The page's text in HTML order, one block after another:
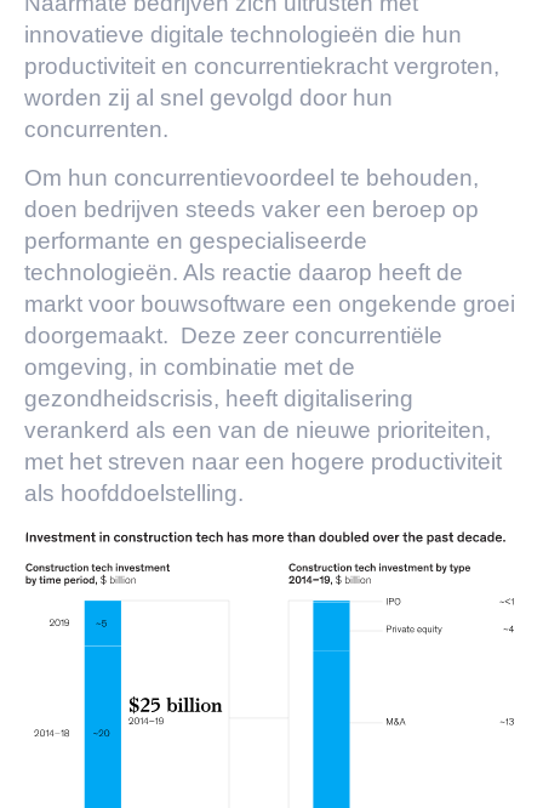
innovatieve digitale technologieën die hun
productiviteit en concurrentiekracht vergroten,
worden zij al snel gevolgd door hun
concurrenten.
Om hun concurrentievoordeel te behouden,
doen bedrijven steeds vaker een beroep op
performante en gespecialiseerde
technologieën. Als reactie daarop heeft de
markt voor bouwsoftware een ongekende groei
doorgemaakt. Deze zeer concurrentiële
omgeving, in combinatie met de
gezondheidscrisis, heeft digitalisering
verankerd als een van de nieuwe prioriteiten,
met het streven naar een hogere productiviteit
als hoofddoelstelling.